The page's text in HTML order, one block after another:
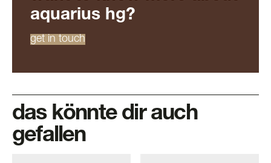
aquarius hg?
get in touch
das könnte dir auch
gefallen